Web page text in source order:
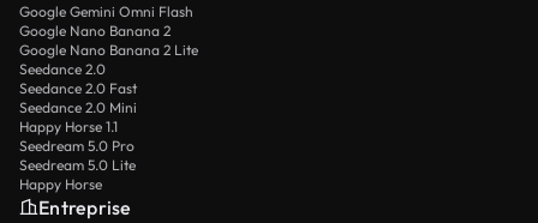
Google Gemini Omni Flash
Google Nano Banana 2
Google Nano Banana 2 Lite
Seedance 2.0
Seedance 2.0 Fast
Seedance 2.0 Mini
Happy Horse 1.1
Seedream 5.0 Pro
Seedream 5.0 Lite
Happy Horse
Entreprise